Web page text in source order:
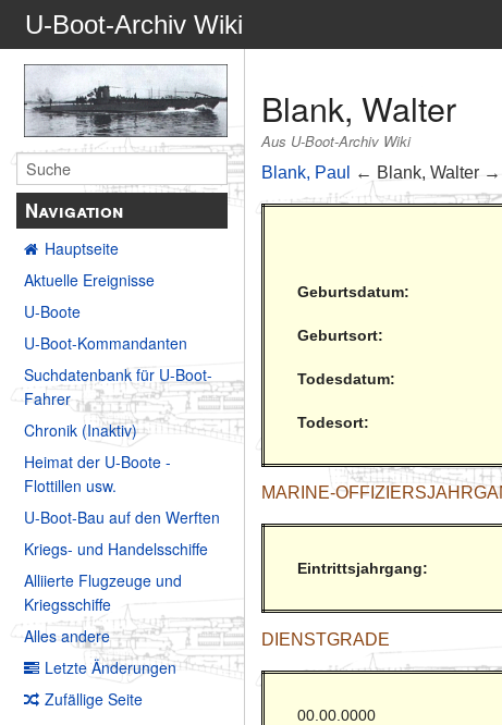
U-Boot-Archiv Wiki
Navigation
Hauptseite
Aktuelle Ereignisse
U-Boote
U-Boot-Kommandanten
Suchdatenbank für U-Boot-
Fahrer
Chronik (Inaktiv)
Heimat der U-Boote -
Flottillen usw.
U-Boot-Bau auf den Werften
Kriegs- und Handelsschiffe
Alliierte Flugzeuge und
Kriegsschiffe
Alles andere
Letzte Änderungen
Zufällige Seite
Blank, Walter
Aus U-Boot-Archiv Wiki
Blank, Paul ← Blank, Walter →
Geburtsdatum:
Geburtsort:
Todesdatum:
Todesort:
MARINE-
Eintrittsjahrgang:
DIENSTGRADE
00.00.0000